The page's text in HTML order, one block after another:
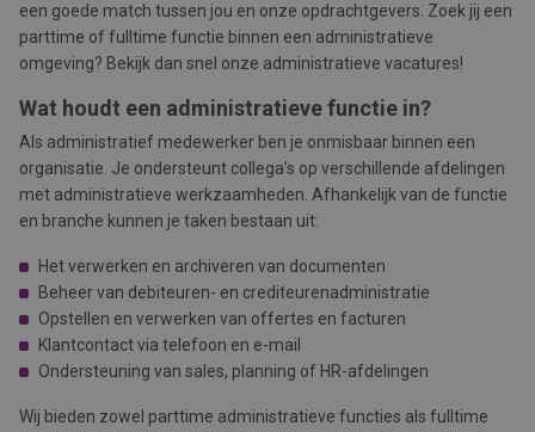
een goede match tussen jou en onze opdrachtgevers. Zoek jij een
parttime of fulltime functie binnen een administratieve
omgeving? Bekijk dan snel onze administratieve vacatures!
Wat houdt een administratieve functie in?
Als administratief medewerker ben je onmisbaar binnen een
organisatie. Je ondersteunt collega’s op verschillende afdelingen
met administratieve werkzaamheden. Afhankelijk van de functie
en branche kunnen je taken bestaan uit:
Het verwerken en archiveren van documenten
Beheer van debiteuren- en crediteurenadministratie
Opstellen en verwerken van offertes en facturen
Klantcontact via telefoon en e-mail
Ondersteuning van sales, planning of HR-afdelingen
Wij bieden zowel parttime administratieve functies als fulltime